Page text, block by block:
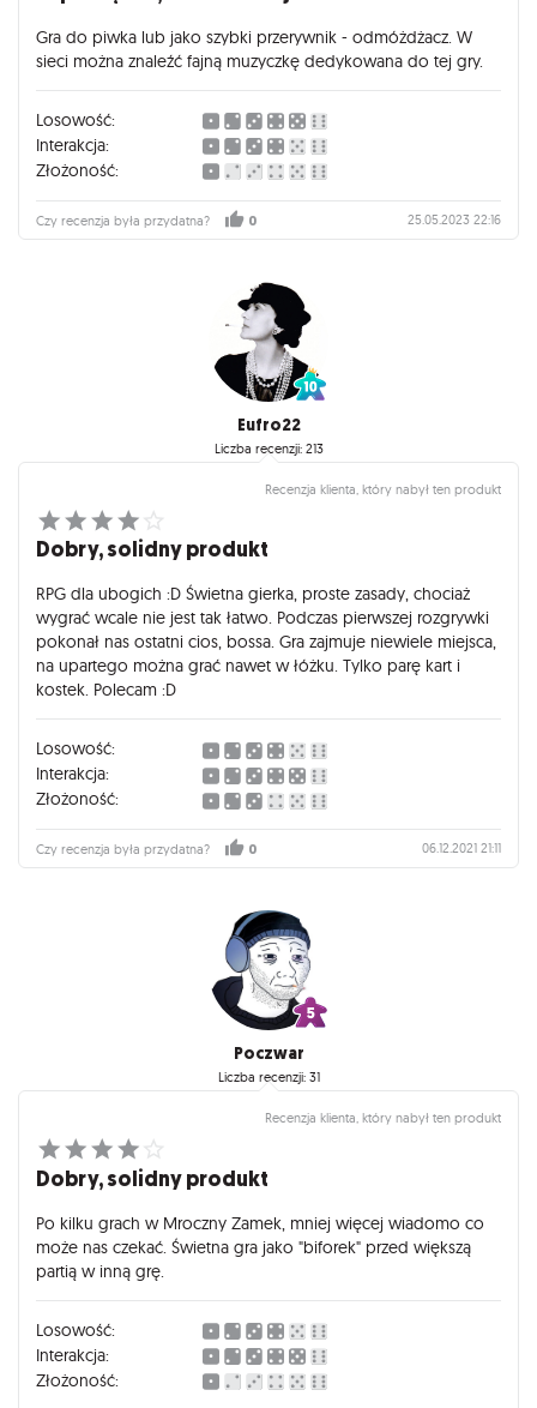
ich na trzy w pełni unikalne rozgrywki, ale liczę na dodatki, bo
tutaj pole do popisu jest ogromne.
Gra do piwka lub jako szybki przerywnik - odmóżdżacz. W
sieci można znaleźć fajną muzyczkę dedykowana do tej gry.
Losowość:
Interakcja:
Złożoność:
Czy recenzja była przydatna? 0 25.05.2023 22:16
Eufro22
Liczba recenzji: 213
Recenzja klienta, który nabył ten produkt
Dobry, solidny produkt
RPG dla ubogich :D Świetna gierka, proste zasady, chociaż
wygrać wcale nie jest tak łatwo. Podczas pierwszej rozgrywki
pokonał nas ostatni cios, bossa. Gra zajmuje niewiele miejsca,
na upartego można grać nawet w łóżku. Tylko parę kart i
kostek. Polecam :D
Losowość:
Interakcja:
Złożoność:
Czy recenzja była przydatna? 0 06.12.2021 21:11
Poczwar
Liczba recenzji: 31
Recenzja klienta, który nabył ten produkt
Dobry, solidny produkt
Po kilku grach w Mroczny Zamek, mniej więcej wiadomo co
może nas czekać. Świetna gra jako "biforek" przed większą
partią w inną grę.
Losowość:
Interakcja:
Złożoność: